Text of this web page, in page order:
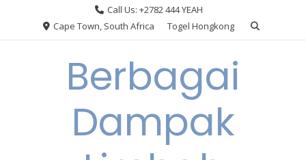
Call Us: +2782 444 YEAH
Cape Town, South Africa
Togel Hongkong
Berbagai
Dampak